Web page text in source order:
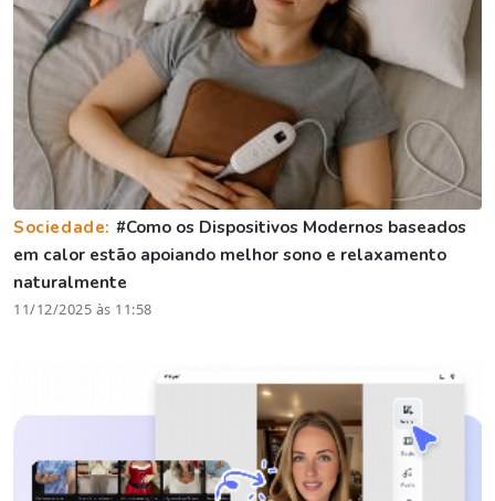
Sociedade: #Como os Dispositivos Modernos baseados
em calor estão apoiando melhor sono e relaxamento
naturalmente
11/12/2025 às 11:58